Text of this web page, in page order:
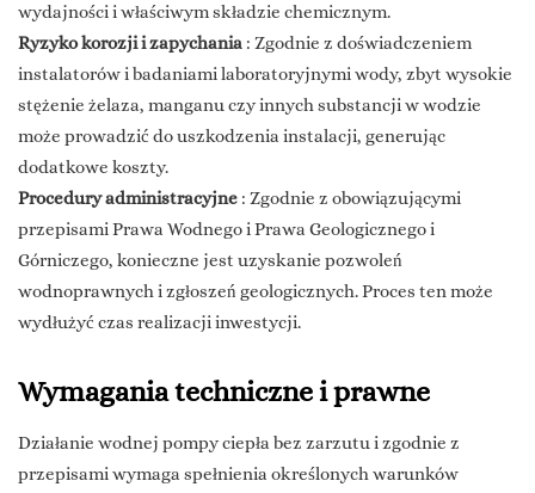
wydajności i właściwym składzie chemicznym.
Ryzyko korozji i zapychania : Zgodnie z doświadczeniem
instalatorów i badaniami laboratoryjnymi wody, zbyt wysokie
stężenie żelaza, manganu czy innych substancji w wodzie
może prowadzić do uszkodzenia instalacji, generując
dodatkowe koszty.
Procedury administracyjne : Zgodnie z obowiązującymi
przepisami Prawa Wodnego i Prawa Geologicznego i
Górniczego, konieczne jest uzyskanie pozwoleń
wodnoprawnych i zgłoszeń geologicznych. Proces ten może
wydłużyć czas realizacji inwestycji.
Wymagania techniczne i prawne
Działanie wodnej pompy ciepła bez zarzutu i zgodnie z
przepisami wymaga spełnienia określonych warunków